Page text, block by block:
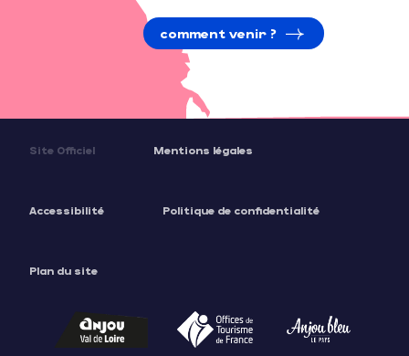
comment venir ?
Site Officiel Mentions légales
Accessibilité Politique de confidentialité
Plan du site